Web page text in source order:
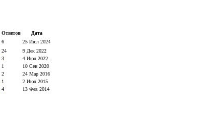
Ответов
Дата
6
25 Июл 2024
24
9 Дек 2022
3
4 Июл 2022
1
10 Сен 2020
2
24 Мар 2016
1
2 Июл 2015
4
13 Фев 2014